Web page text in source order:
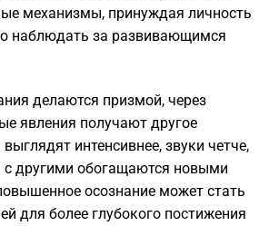
механизмы, принуждая личность
наблюдать за развивающимся
делаются призмой, через
явления получают другое
интенсивнее, звуки четче,
с другими обогащаются новыми
осознание может стать
для более глубокого постижения